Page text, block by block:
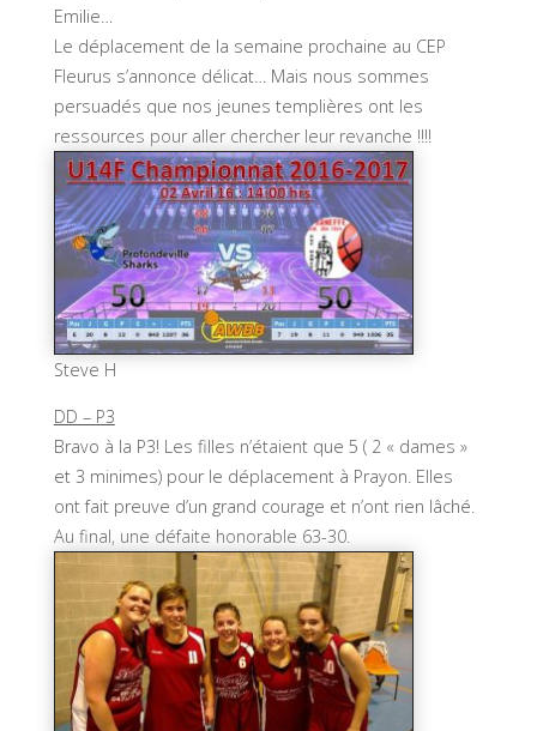
Emilie…
Le déplacement de la semaine prochaine au CEP
Fleurus s’annonce délicat… Mais nous sommes
persuadés que nos jeunes templières ont les
ressources pour aller chercher leur revanche !!!!
Steve H
DD – P3
Bravo à la P3! Les filles n’étaient que 5 ( 2 « dames »
et 3 minimes) pour le déplacement à Prayon. Elles
ont fait preuve d’un grand courage et n’ont rien lâché.
Au final, une défaite honorable 63-30.